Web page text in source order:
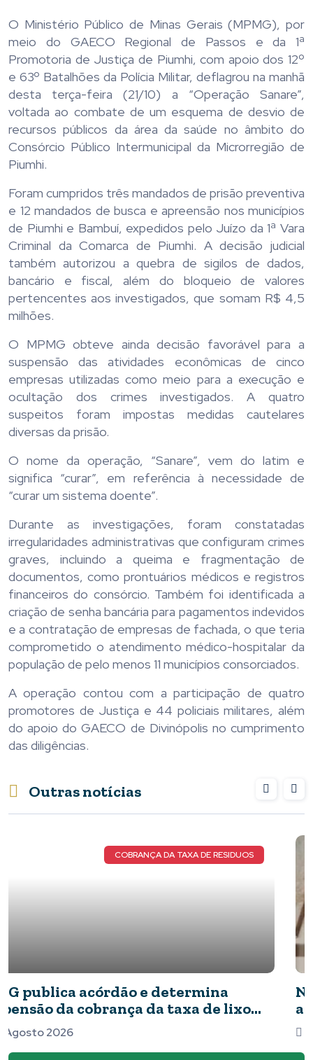
O Ministério Público de Minas Gerais (MPMG), por
meio do GAECO Regional de Passos e da 1ª
Promotoria de Justiça de Piumhi, com apoio dos 12º
e 63º Batalhões da Polícia Militar, deflagrou na manhã
desta terça-feira (21/10) a “Operação Sanare”,
voltada ao combate de um esquema de desvio de
recursos públicos da área da saúde no âmbito do
Consórcio Público Intermunicipal da Microrregião de
Piumhi.
Foram cumpridos três mandados de prisão preventiva
e 12 mandados de busca e apreensão nos municípios
de Piumhi e Bambuí, expedidos pelo Juízo da 1ª Vara
Criminal da Comarca de Piumhi. A decisão judicial
também autorizou a quebra de sigilos de dados,
bancário e fiscal, além do bloqueio de valores
pertencentes aos investigados, que somam R$ 4,5
milhões.
O MPMG obteve ainda decisão favorável para a
suspensão das atividades econômicas de cinco
empresas utilizadas como meio para a execução e
ocultação dos crimes investigados. A quatro
suspeitos foram impostas medidas cautelares
diversas da prisão.
O nome da operação, “Sanare”, vem do latim e
significa “curar”, em referência à necessidade de
“curar um sistema doente”.
Durante as investigações, foram constatadas
irregularidades administrativas que configuram crimes
graves, incluindo a queima e fragmentação de
documentos, como prontuários médicos e registros
financeiros do consórcio. Também foi identificada a
criação de senha bancária para pagamentos indevidos
e a contratação de empresas de fachada, o que teria
comprometido o atendimento médico-hospitalar da
população de pelo menos 11 municípios consorciados.
A operação contou com a participação de quatro
promotores de Justiça e 44 policiais militares, além
do apoio do GAECO de Divinópolis no cumprimento
das diligências.
Outras notícias
NOVOS DETALHES DO CASO
Novos detalhes do caso: cães resgatados
apresentavam ferimentos e comida com
barata
07 Agosto 2026